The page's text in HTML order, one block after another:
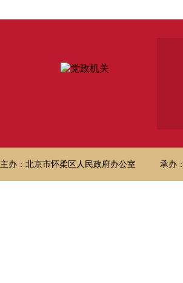
主办：北京市怀柔区人民政府办公室 承办